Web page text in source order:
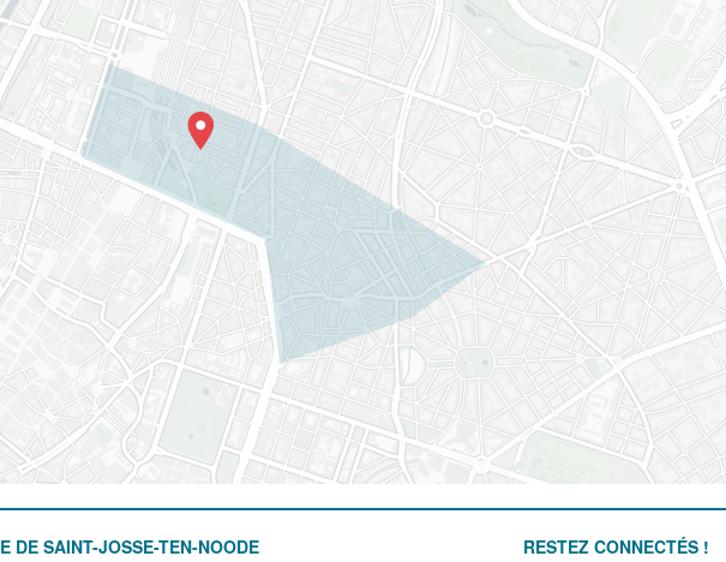
DE SAINT-JOSSE-TEN-NOODE
RESTEZ CONNECTÉS !